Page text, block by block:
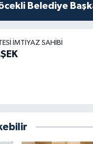
Belediye
İMTIYAZ SAHIBI